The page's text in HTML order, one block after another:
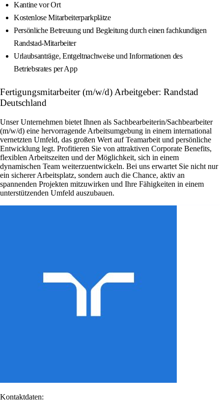
Kantine vor Ort
Kostenlose Mitarbeiterparkplätze
Persönliche Betreuung und Begleitung durch einen fachkundigen
Randstad-Mitarbeiter
Urlaubsanträge, Entgeltnachweise und Informationen des
Betriebsrates per App
Fertigungsmitarbeiter (m/w/d) Arbeitgeber: Randstad
Deutschland
Unser Unternehmen bietet Ihnen als Sachbearbeiterin/Sachbearbeiter
(m/w/d) eine hervorragende Arbeitsumgebung in einem international
vernetzten Umfeld, das großen Wert auf Teamarbeit und persönliche
Entwicklung legt. Profitieren Sie von attraktiven Corporate Benefits,
flexiblen Arbeitszeiten und der Möglichkeit, sich in einem
dynamischen Team weiterzuentwickeln. Bei uns erwartet Sie nicht nur
ein sicherer Arbeitsplatz, sondern auch die Chance, aktiv an
spannenden Projekten mitzuwirken und Ihre Fähigkeiten in einem
unterstützenden Umfeld auszubauen.
Kontaktdaten: